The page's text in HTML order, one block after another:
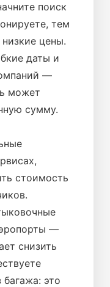
поиск
тем
цены.
даты и
—
может
сумму.
стоимость
—
снизить
это